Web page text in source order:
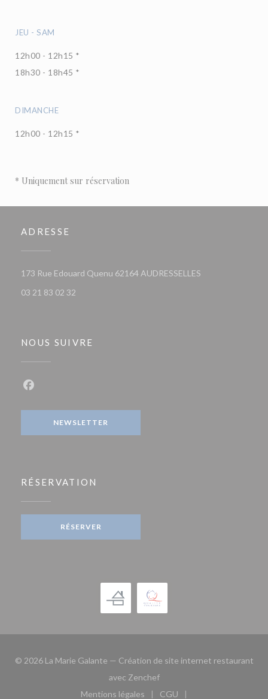
JEU - SAM
12h00 - 12h15 *
18h30 - 18h45 *
DIMANCHE
12h00 - 12h15 *
* Uniquement sur réservation
ADRESSE
173 Rue Edouard Quenu 62164 AUDRESSELLES
03 21 83 02 32
NOUS SUIVRE
NEWSLETTER
RÉSERVATION
RÉSERVER
© 2026 La Marie Galante — Création de site internet restaurant
avec Zenchef((ouvre une nouvelle
Mentions légales
CGU